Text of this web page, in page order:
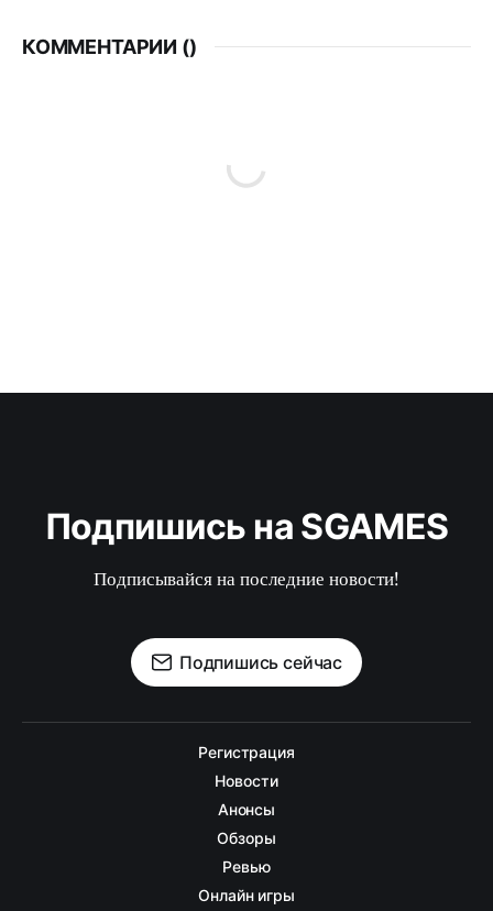
КОММЕНТАРИИ ()
Подпишись на SGAMES
Подписывайся на последние новости!
Подпишись сейчас
Регистрация
Новости
Анонсы
Обзоры
Ревью
Онлайн игры